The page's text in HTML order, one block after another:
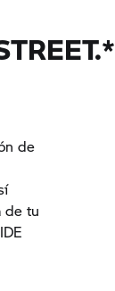
de
de tu